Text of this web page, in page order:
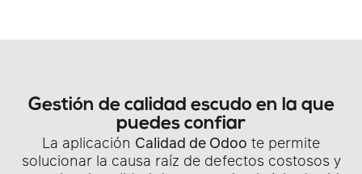
Gestión de calidad escudo en la que
puedes confiar
La aplicación Calidad de Odoo te permite
solucionar la causa raíz de defectos costosos y